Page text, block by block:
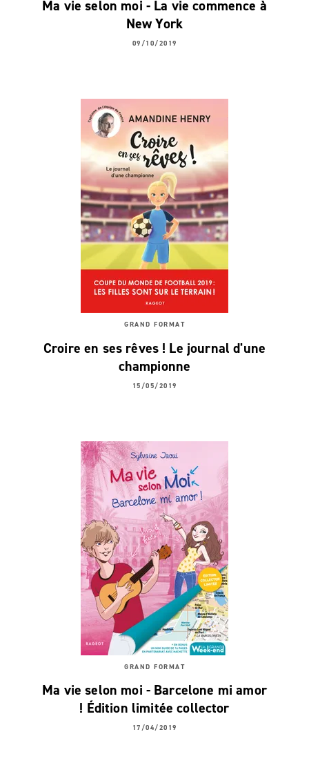
Ma vie selon moi - La vie commence à
New York
09/10/2019
GRAND FORMAT
Croire en ses rêves ! Le journal d'une
championne
15/05/2019
GRAND FORMAT
Ma vie selon moi - Barcelone mi amor
! Édition limitée collector
17/04/2019